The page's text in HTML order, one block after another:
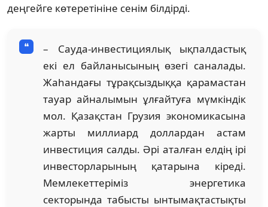
деңгейге көтеретініне сенім білдірді.
– Сауда-инвестициялық ықпалдастық
екі ел байланысының өзегі саналады.
Жаһандағы тұрақсыздыққа қарамастан
тауар айналымын ұлғайтуға мүмкіндік
мол. Қазақстан Грузия экономикасына
жарты миллиард доллардан астам
инвестиция салды. Әрі аталған елдің ірі
инвесторларының қатарына кіреді.
Мемлекеттеріміз энергетика
секторында табысты ынтымақтастықты